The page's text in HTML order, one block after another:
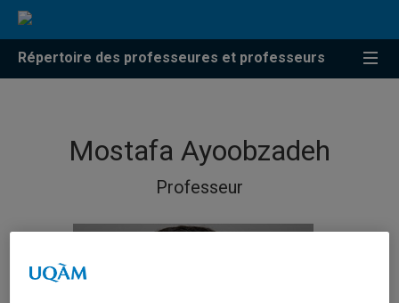
Répertoire des professeures et professeurs
Mostafa Ayoobzadeh
Professeur